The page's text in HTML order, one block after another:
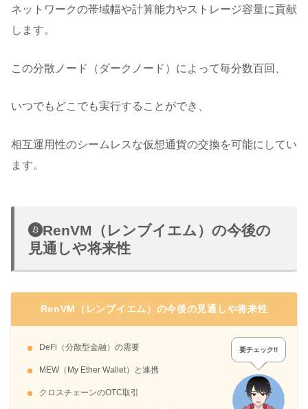
ネットワークの帯域幅や計算能力やストレージ容量に貢献
します。
この分散ノード（ダークノード）によって毎分数百回、
いつでもどこでも実行することができ、
相互運用性のシームレスな仮想通貨の交換を可能にしてい
ます。
RenVM（レンブイエム）の今後の
見通しや将来性
RenVM（レンブイエム）の今後の見通しや将来性
DeFi（分散型金融）の需要
MEW（My Ether Wallet）と連携
クロスチェーンのOTC取引
要チェック!!